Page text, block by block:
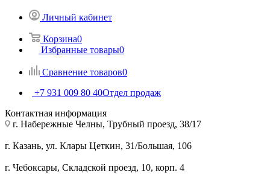
Личный кабинет
Корзина0
Избранные товары0
Сравнение товаров0
+7 931 009 80 40Отдел продаж
Контактная информация
г. Набережные Челны, Трубный проезд, 38/17
г. Казань, ул. Клары Цеткин, 31/Большая, 106
г. Чебоксары, Складской проезд, 10, корп. 4